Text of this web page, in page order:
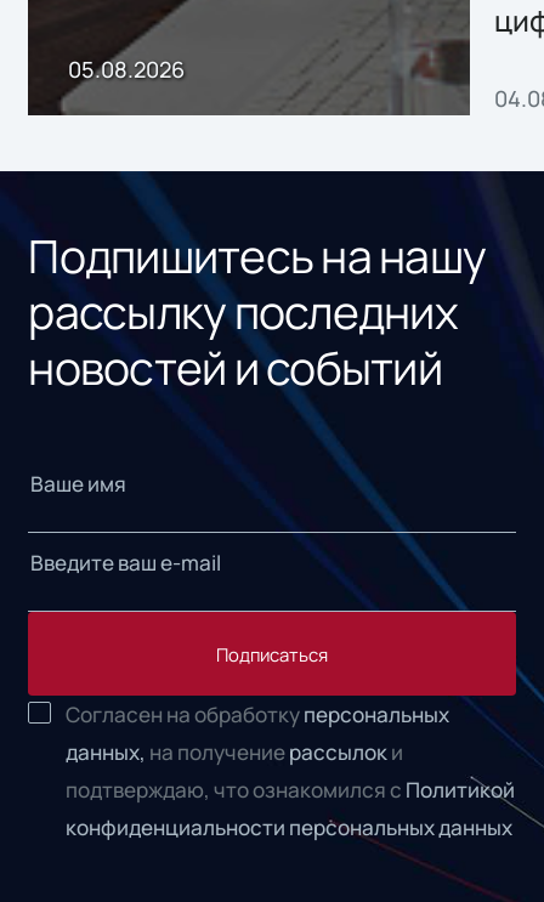
05.08.2026
Подпишитесь на нашу
рассылку последних
новостей и событий
Подписаться
Согласен на обработкуперсональных
данных, на получениерассылоки
подтверждаю, что ознакомился с Политикой
конфиденциальности персональных данных